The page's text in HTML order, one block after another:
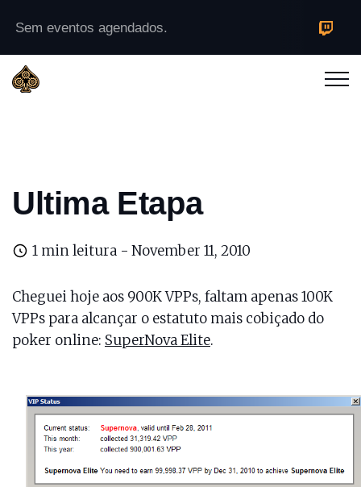
Sem eventos agendados.
Ultima Etapa
1 min leitura - November 11, 2010
Cheguei hoje aos 900K VPPs, faltam apenas 100K
VPPs para alcançar o estatuto mais cobiçado do
poker online: SuperNova Elite.